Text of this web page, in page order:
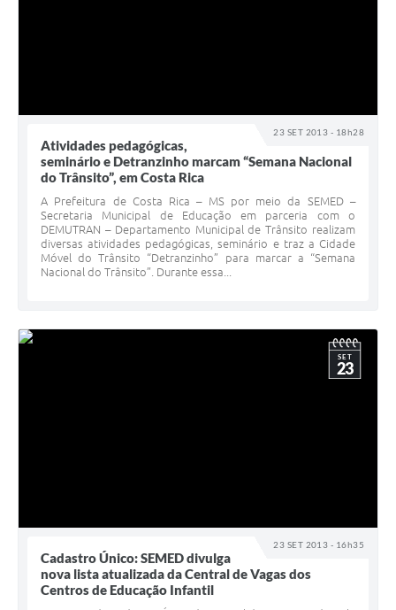
23 SET 2013 - 18h28
Atividades pedagógicas,
seminário e Detranzinho marcam “Semana Nacional
do Trânsito”, em Costa Rica
A Prefeitura de Costa Rica – MS por meio da SEMED –
Secretaria Municipal de Educação em parceria com o
DEMUTRAN – Departamento Municipal de Trânsito realizam
diversas atividades pedagógicas, seminário e traz a Cidade
Móvel do Trânsito “Detranzinho” para marcar a “Semana
Nacional do Trânsito”. Durante essa...
23 SET 2013 - 16h35
SET
23
Cadastro Único: SEMED divulga
nova lista atualizada da Central de Vagas dos
Centros de Educação Infantil